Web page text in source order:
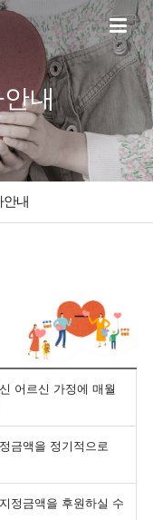
내
안내
어르신 가정에 매월
금액을 정기적으로
정금액을 후원하실 수